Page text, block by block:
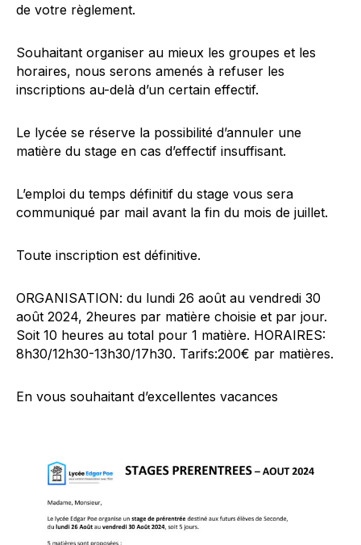
de votre règlement.
Souhaitant organiser au mieux les groupes et les
horaires, nous serons amenés à refuser les
inscriptions au-delà d’un certain effectif.
Le lycée se réserve la possibilité d’annuler une
matière du stage en cas d’effectif insuffisant.
L’emploi du temps définitif du stage vous sera
communiqué par mail avant la fin du mois de juillet.
Toute inscription est définitive.
ORGANISATION: du lundi 26 août au vendredi 30
août 2024, 2heures par matière choisie et par jour.
Soit 10 heures au total pour 1 matière. HORAIRES:
8h30/12h30-13h30/17h30. Tarifs:200€ par matières.
En vous souhaitant d’excellentes vacances